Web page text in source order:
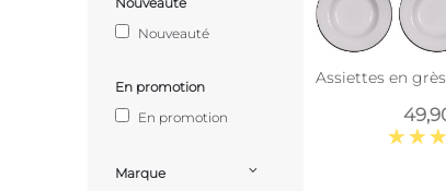
Nouveauté
En promotion
En promotion
Marque
Assiettes en